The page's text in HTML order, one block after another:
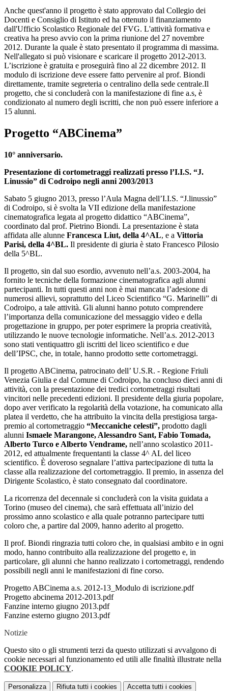
Anche quest'anno il progetto è stato approvato dal Collegio dei
Docenti e Consiglio di Istituto ed ha ottenuto il finanziamento
dall'Ufficio Scolastico Regionale del FVG. L'attività formativa e
creativa ha preso avvio con la prima riunione del 27 novembre
2012. Durante la quale è stato presentato il programma di massima.
Nell'allegato si può visionare e scaricare il progetto 2012-2013.
L’iscrizione è gratuita e proseguirà fino al 22 dicembre 2012. Il
modulo di iscrizione deve essere fatto pervenire al prof. Biondi
direttamente, tramite segreteria o centralino della sede centrale.Il
progetto, che si concluderà con la manifestazione di fine a.s, è
condizionato al numero degli iscritti, che non può essere inferiore a
15 alunni.
Progetto “ABCinema”
10° anniversario.
Presentazione di cortometraggi realizzati presso l’I.I.S. “J.
Linussio” di Codroipo negli anni 2003/2013
Sabato 5 giugno 2013, presso l’Aula Magna dell’I.I.S. “J.linussio”
di Codroipo, si è svolta la VII edizione della manifestazione
cinematografica legata al progetto didattico “ABCinema”,
coordinato dal prof. Pietrino Biondi. La presentazione è stata
affidata alle alunne Francesca Liut, della 4^AL, e a Vittoria
Parisi, della 4^BL. Il presidente di giuria è stato Francesco Pilosio
della 5^BL.
Il progetto, sin dal suo esordio, avvenuto nell’a.s. 2003-2004, ha
fornito le tecniche della formazione cinematografica agli alunni
partecipanti. In tutti questi anni non è mai mancata l’adesione di
numerosi allievi, soprattutto del Liceo Scientifico “G. Marinelli” di
Codroipo, a tale attività. Gli alunni hanno potuto comprendere
l’importanza della comunicazione del messaggio video e della
progettazione in gruppo, per poter esprimere la propria creatività,
utilizzando le nuove tecnologie informatiche. Nell’a.s. 2012-2013
sono stati ventiquattro gli iscritti del liceo scientifico e due
dell’IPSC, che, in totale, hanno prodotto sette cortometraggi.
Il progetto ABCinema, patrocinato dell’ U.S.R. - Regione Friuli
Venezia Giulia e dal Comune di Codroipo, ha concluso dieci anni di
attività, con la presentazione dei tredici cortometraggi risultati
vincitori nelle precedenti edizioni. Il presidente della giuria popolare,
dopo aver verificato la regolarità della votazione, ha comunicato alla
platea il verdetto, che ha attribuito la vincita della prestigiosa targa-
premio al cortometraggio “Meccaniche celesti”, prodotto dagli
alunni Ismaele Marangone, Alessandro Sant, Fabio Tomada,
Alberto Turco e Alberto Vendrame, nell’anno scolastico 2011-
2012, ed attualmente frequentanti la classe 4^ AL del liceo
scientifico. È doveroso segnalare l’attiva partecipazione di tutta la
classe alla realizzazione del cortometraggio. Il premio, in assenza del
Dirigente Scolastico, è stato consegnato dal coordinatore.
La ricorrenza del decennale si concluderà con la visita guidata a
Torino (museo del cinema), che sarà effettuata all’inizio del
prossimo anno scolastico e alla quale potranno partecipare tutti
coloro che, a partire dal 2009, hanno aderito al progetto.
Il prof. Biondi ringrazia tutti coloro che, in qualsiasi ambito e in ogni
modo, hanno contribuito alla realizzazione del progetto e, in
particolare, gli alunni che hanno realizzato i cortometraggi, rendendo
possibili negli anni le manifestazioni di fine corso.
Progetto ABCinema a.s. 2012-13_Modulo di iscrizione.pdf
Progetto abcinema 2012-2013.pdf
Fanzine interno giugno 2013.pdf
Fanzine esterno giugno 2013.pdf
Notizie
Questo sito o gli strumenti terzi da questo utilizzati si avvalgono di
cookie necessari al funzionamento ed utili alle finalità illustrate nella
COOKIE POLICY.
Personalizza Rifiuta tutti i cookies Accetta tutti i cookies